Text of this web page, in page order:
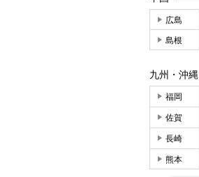
広島
島根
九州・沖縄
福岡
佐賀
長崎
熊本